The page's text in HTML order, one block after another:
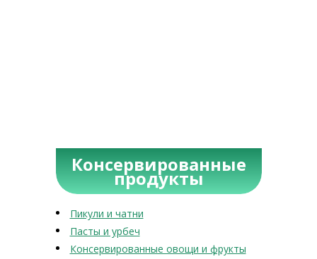
Консервированные
продукты
Пикули и чатни
Пасты и урбеч
Консервированные овощи и фрукты